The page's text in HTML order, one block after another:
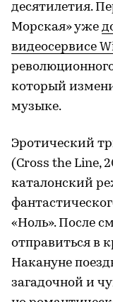
десятилетия.
Морская» уже
видеосервисе
который
музыке.
Эротический
(Cross the Line,
каталонский
«Ноль». После
отправиться в
Накануне
загадочной и